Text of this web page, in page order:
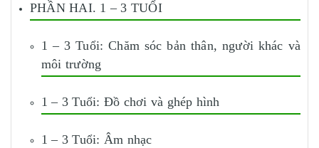
PHẦN HAI. 1 – 3 TUỔI
1 – 3 Tuổi: Chăm sóc bản thân, người khác và
môi trường
1 – 3 Tuổi: Đồ chơi và ghép hình
1 – 3 Tuổi: Âm nhạc